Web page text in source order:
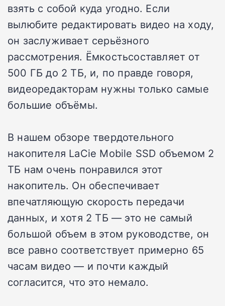
взять с собой куда угодно. Если
вылюбите редактировать видео на ходу,
он заслуживает серьёзного
рассмотрения. Ёмкостьсоставляет от
500 ГБ до 2 ТБ, и, по правде говоря,
видеоредакторам нужны только самые
большие объёмы.
В нашем обзоре твердотельного
накопителя LaCie Mobile SSD объемом 2
ТБ нам очень понравился этот
накопитель. Он обеспечивает
впечатляющую скорость передачи
данных, и хотя 2 ТБ — это не самый
большой объем в этом руководстве, он
все равно соответствует примерно 65
часам видео — и почти каждый
согласится, что это немало.